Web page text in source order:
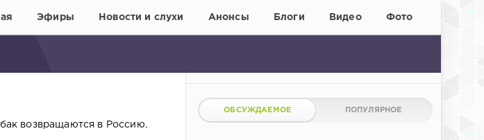
Эфиры Новости и слухи Анонсы Блоги Видео Фото
возвращаются в Россию.
ОБСУЖДАЕМОЕ ПОПУЛЯРНОЕ